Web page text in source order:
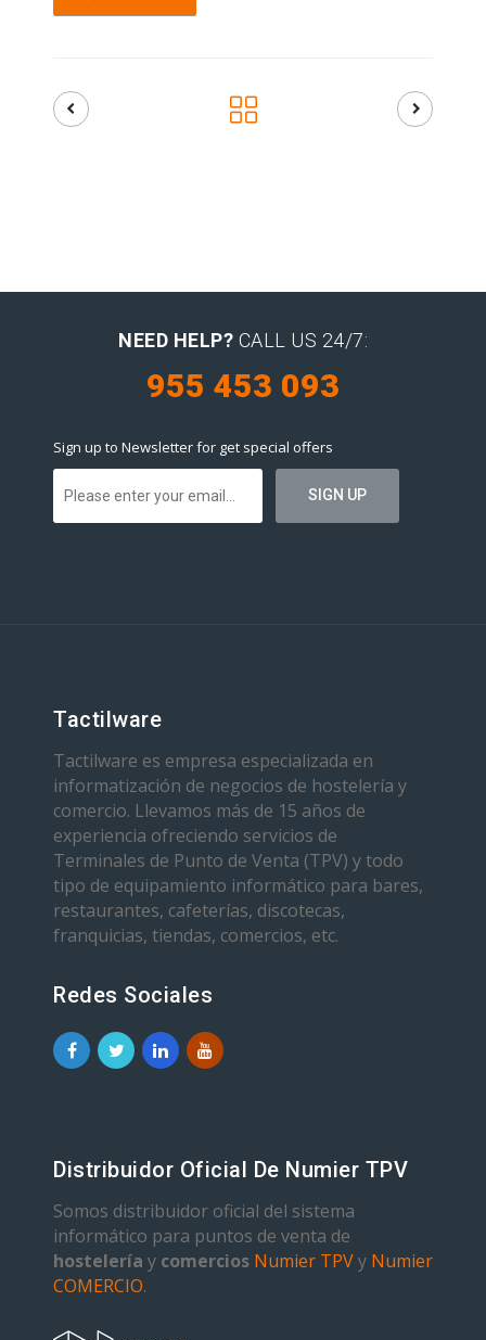
NEED HELP? CALL US 24/7:
955 453 093
Sign up to Newsletter for get special offers
Tactilware
Tactilware es empresa especializada en
informatización de negocios de hostelería y
comercio. Llevamos más de 15 años de
experiencia ofreciendo servicios de
Terminales de Punto de Venta (TPV) y todo
tipo de equipamiento informático para bares,
restaurantes, cafeterías, discotecas,
franquicias, tiendas, comercios, etc.
Redes Sociales
Distribuidor Oficial De Numier TPV
Somos distribuidor oficial del sistema
informático para puntos de venta de
hostelería y comercios Numier TPVy Numier
COMERCIO.